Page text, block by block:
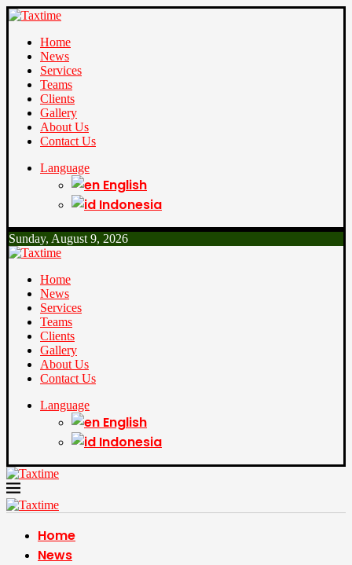
Home
News
Services
Teams
Clients
Gallery
About Us
Contact Us
Language
English
Indonesia
Sunday, August 9, 2026
Home
News
Services
Teams
Clients
Gallery
About Us
Contact Us
Language
English
Indonesia
Home
News